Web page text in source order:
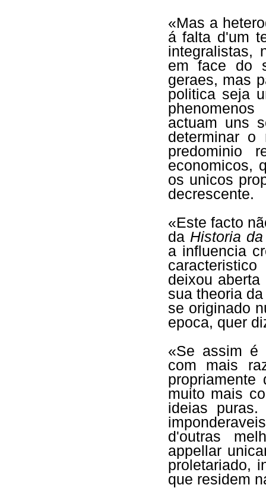
«Mas a
á falta d'um
integralistas,
em face do
geraes, mas
politica seja
actuam uns
determinar o
predominio
economicos,
os unicos
decrescente.
«Este facto
da Historia
a influencia
deixou
sua theoria
se originado
epoca, quer
«Se assim é
com mais
muito mais
ideias
d'outras
appellar
proletariado,
que residem